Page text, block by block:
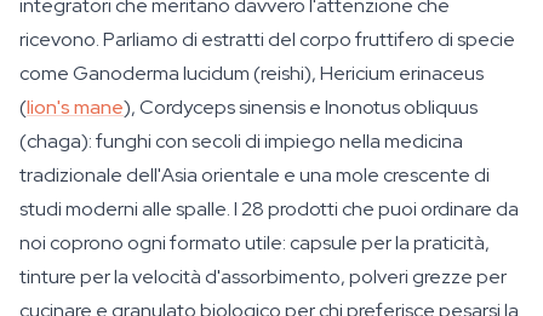
integratori che meritano davvero l'attenzione che
ricevono. Parliamo di estratti del corpo fruttifero di specie
comeGanoderma lucidum(reishi),Hericium erinaceus
(lion's mane),Cordyceps sinensiseInonotus obliquus
(chaga): funghi con secoli di impiego nella medicina
tradizionale dell'Asia orientale e una mole crescente di
studi moderni alle spalle. I 28 prodotti che puoi ordinare da
noi coprono ogni formato utile: capsule per la praticità,
tinture per la velocità d'assorbimento, polveri grezze per
cucinare e granulato biologico per chi preferisce pesarsi la